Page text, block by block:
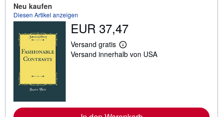
Neu kaufen
Diesen Artikel anzeigen
EUR 37,47
Versand gratis
W
e
n
f
Versand innerhalb von USA